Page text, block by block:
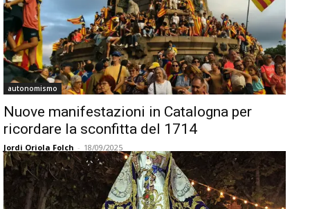
autonomismo
Nuove manifestazioni in Catalogna per
ricordare la sconfitta del 1714
Jordi Oriola Folch - 18/09/2025